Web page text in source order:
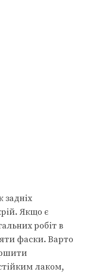
задніх
Якщо є
робіт в
фаски. Варто
лаком,